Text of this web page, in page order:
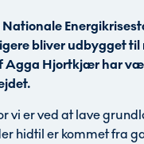
bliver udbygget
Agga Hjortkjær har
vi er ved at lave
hidtil er kommet fra